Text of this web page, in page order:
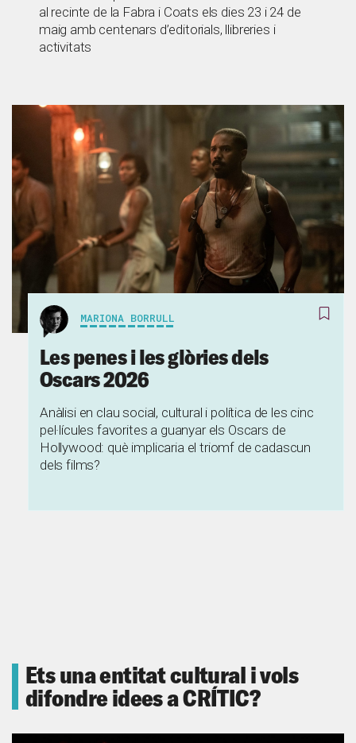
al recinte de la Fabra i Coats els dies 23 i 24 de
maig amb centenars d’editorials, llibreries i
activitats
MARIONA BORRULL
Les penes i les glòries dels
Oscars 2026
Anàlisi en clau social, cultural i política de les cinc
pel·lícules favorites a guanyar els Oscars de
Hollywood: què implicaria el triomf de cadascun
dels films?
Ets una entitat cultural i vols
difondre idees a CRÍTIC?